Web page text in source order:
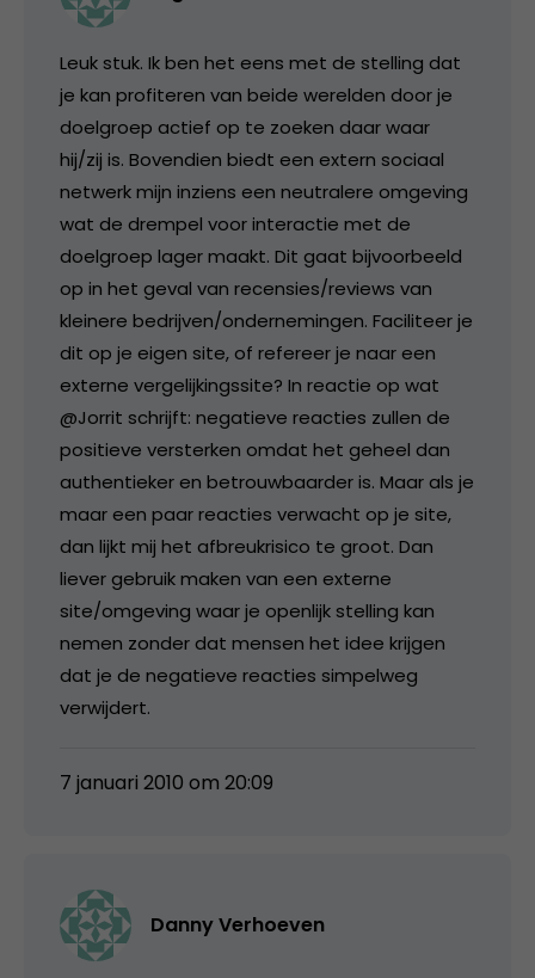
Leuk stuk. Ik ben het eens met de stelling dat
je kan profiteren van beide werelden door je
doelgroep actief op te zoeken daar waar
hij/zij is. Bovendien biedt een extern sociaal
netwerk mijn inziens een neutralere omgeving
wat de drempel voor interactie met de
doelgroep lager maakt. Dit gaat bijvoorbeeld
op in het geval van recensies/reviews van
kleinere bedrijven/ondernemingen. Faciliteer je
dit op je eigen site, of refereer je naar een
externe vergelijkingssite? In reactie op wat
@Jorrit schrijft: negatieve reacties zullen de
positieve versterken omdat het geheel dan
authentieker en betrouwbaarder is. Maar als je
maar een paar reacties verwacht op je site,
dan lijkt mij het afbreukrisico te groot. Dan
liever gebruik maken van een externe
site/omgeving waar je openlijk stelling kan
nemen zonder dat mensen het idee krijgen
dat je de negatieve reacties simpelweg
verwijdert.
7 januari 2010 om 20:09
Danny Verhoeven